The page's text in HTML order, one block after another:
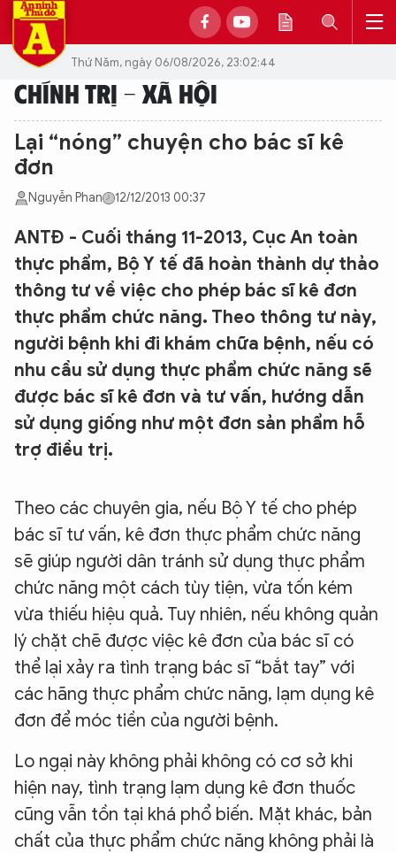
Thứ Năm, ngày 06/08/2026, 23:02:44
CHÍNH TRỊ - XÃ HỘI
Lại “nóng” chuyện cho bác sĩ kê
đơn
Nguyễn Phan 12/12/2013 00:37
ANTĐ - Cuối tháng 11-2013, Cục An toàn
thực phẩm, Bộ Y tế đã hoàn thành dự thảo
thông tư về việc cho phép bác sĩ kê đơn
thực phẩm chức năng. Theo thông tư này,
người bệnh khi đi khám chữa bệnh, nếu có
nhu cầu sử dụng thực phẩm chức năng sẽ
được bác sĩ kê đơn và tư vấn, hướng dẫn
sử dụng giống như một đơn sản phẩm hỗ
trợ điều trị.
Theo các chuyên gia, nếu Bộ Y tế cho phép
bác sĩ tư vấn, kê đơn thực phẩm chức năng
sẽ giúp người dân tránh sử dụng thực phẩm
chức năng một cách tùy tiện, vừa tốn kém
vừa thiếu hiệu quả. Tuy nhiên, nếu không quản
lý chặt chẽ được việc kê đơn của bác sĩ có
thể lại xảy ra tình trạng bác sĩ “bắt tay” với
các hãng thực phẩm chức năng, lạm dụng kê
đơn để móc tiền của người bệnh.
Lo ngại này không phải không có cơ sở khi
hiện nay, tình trạng lạm dụng kê đơn thuốc
cũng vẫn tồn tại khá phổ biến. Mặt khác, bản
chất của thực phẩm chức năng không phải là